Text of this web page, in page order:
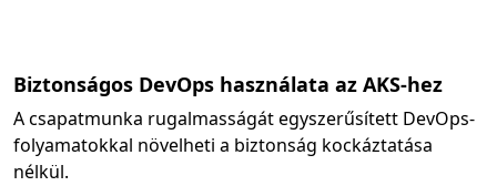
Biztonságos DevOps használata az AKS-hez
A csapatmunka rugalmasságát egyszerűsített DevOps-
folyamatokkal növelheti a biztonság kockáztatása
nélkül.